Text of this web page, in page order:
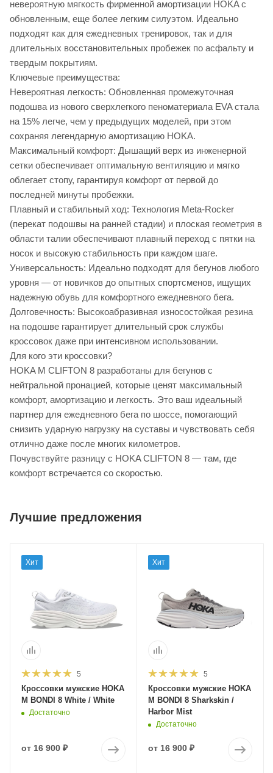
невероятную мягкость фирменной амортизации HOKA с
обновленным, еще более легким силуэтом. Идеально
подходят как для ежедневных тренировок, так и для
длительных восстановительных пробежек по асфальту и
твердым покрытиям.
Ключевые преимущества:
Невероятная легкость: Обновленная промежуточная
подошва из нового сверхлегкого пеноматериала EVA стала
на 15% легче, чем у предыдущих моделей, при этом
сохраняя легендарную амортизацию HOKA.
Максимальный комфорт: Дышащий верх из инженерной
сетки обеспечивает оптимальную вентиляцию и мягко
облегает стопу, гарантируя комфорт от первой до
последней минуты пробежки.
Плавный и стабильный ход: Технология Meta-Rocker
(перекат подошвы на ранней стадии) и плоская геометрия в
области талии обеспечивают плавный переход с пятки на
носок и высокую стабильность при каждом шаге.
Универсальность: Идеально подходят для бегунов любого
уровня — от новичков до опытных спортсменов, ищущих
надежную обувь для комфортного ежедневного бега.
Долговечность: Высокоабразивная износостойкая резина
на подошве гарантирует длительный срок службы
кроссовок даже при интенсивном использовании.
Для кого эти кроссовки?
HOKA M CLIFTON 8 разработаны для бегунов с
нейтральной пронацией, которые ценят максимальный
комфорт, амортизацию и легкость. Это ваш идеальный
партнер для ежедневного бега по шоссе, помогающий
снизить ударную нагрузку на суставы и чувствовать себя
отлично даже после многих километров.
Почувствуйте разницу с HOKA CLIFTON 8 — там, где
комфорт встречается со скоростью.
Лучшие предложения
Хит
5
Кроссовки мужские HOKA
M BONDI 8 White / White
Достаточно
от 16 900 ₽
Хит
5
Кроссовки мужские HOKA
M BONDI 8 Sharkskin /
Harbor Mist
Достаточно
от 16 900 ₽